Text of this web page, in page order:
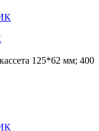
125*62 мм; 400